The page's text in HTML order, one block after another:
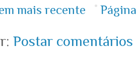
mais recente
Postar